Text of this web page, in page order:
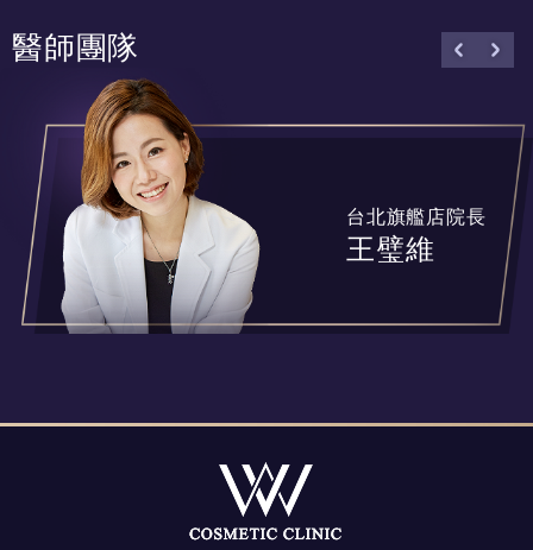
醫師團隊
台北旗艦店院長
王璧維